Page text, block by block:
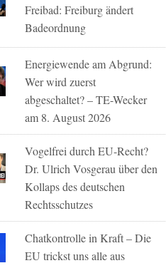
Freibad: Freiburg ändert
Badeordnung
Energiewende am Abgrund:
Wer wird zuerst
abgeschaltet? – TE-Wecker
am 8. August 2026
Vogelfrei durch EU-Recht?
Dr. Ulrich Vosgerau über den
Kollaps des deutschen
Rechtsschutzes
Chatkontrolle in Kraft – Die
EU trickst uns alle aus